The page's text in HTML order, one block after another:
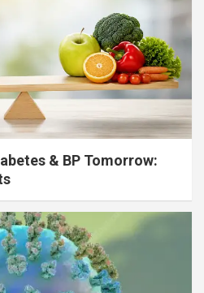
& BP Tomorrow: